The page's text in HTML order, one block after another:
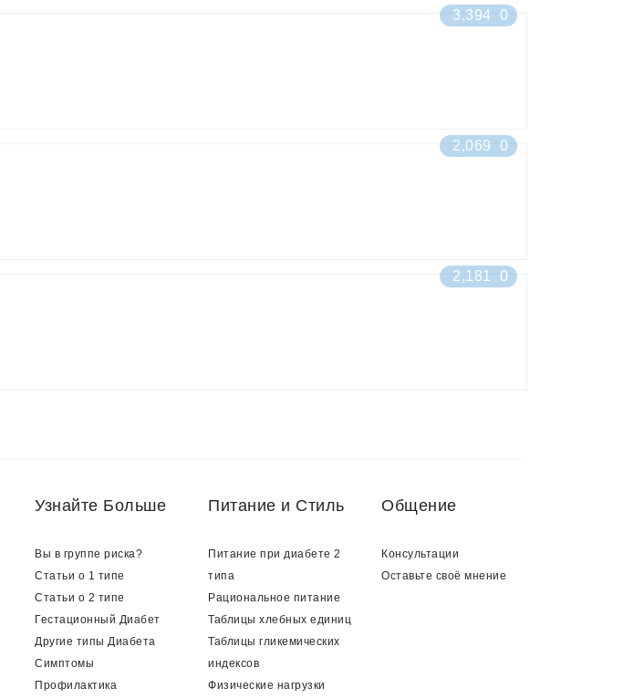
3,394 0
2,069 0
2,181 0
Узнайте Больше
Вы в группе риска?
Статьи о 1 типе
Статьи о 2 типе
Гестационный Диабет
Другие типы Диабета
Симптомы
Профилактика
Питание и Стиль
Питание при диабете 2
типа
Рациональное питание
Таблицы хлебных единиц
Таблицы гликемических
индексов
Физические нагрузки
Общение
Консультации
Оставьте своё мнение